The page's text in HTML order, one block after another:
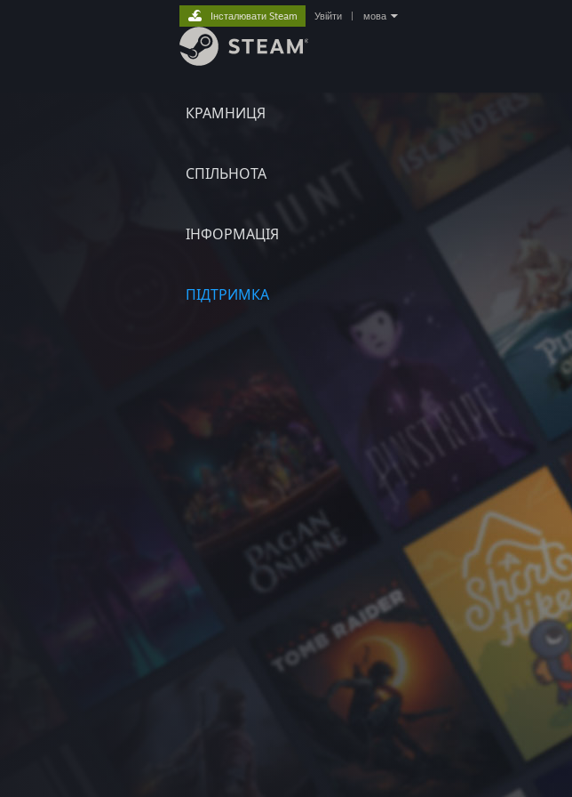
КРАМНИЦЯ
СПІЛЬНОТА
ІНФОРМАЦІЯ
ПІДТРИМКА
Інсталювати Steam Увійти мова